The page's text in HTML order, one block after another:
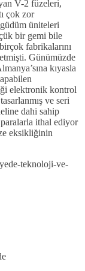
V-2 füzeleri,
çok zor
üniteleri
bir gemi bile
fabrikalarını
Günümüzde
kıyasla
elektronik kontrol
ve seri
dahi sahip
ithal ediyor
eksikliğinin
teknoloji-ve-